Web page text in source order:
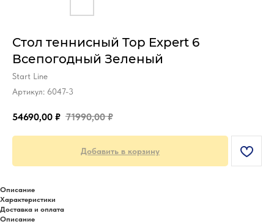
Стол теннисный Top Expert 6
Всепогодный Зеленый
Start Line
Артикул: 6047-3
54690,00 ₽ 71990,00 ₽
Добавить в корзину
Описание
Характеристики
Доставка и оплата
Описание